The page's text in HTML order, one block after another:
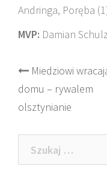
Andringa, Poręba
MVP: Damian Schulz
Post
Miedziowi
domu – rywalem
olsztynianie
Szukaj: